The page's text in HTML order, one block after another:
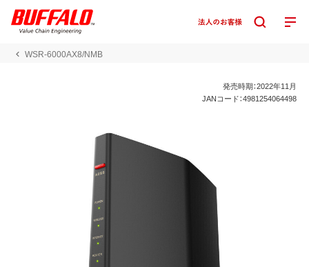
WSR-6000AX8/NMB
発売時期：2022年11月
JANコード：4981254064498